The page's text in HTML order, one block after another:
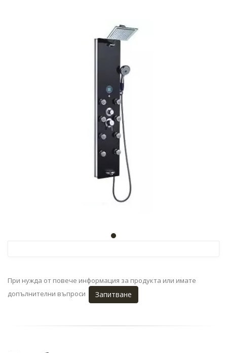
При нужда от повече информация за продукта или имате
допълнителни въпроси
Запитване